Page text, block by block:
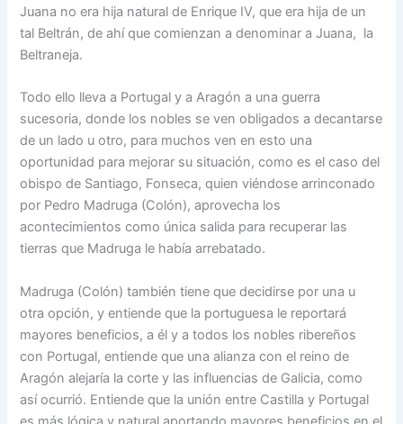
Juana no era hija natural de Enrique IV, que era hija de un
tal Beltrán, de ahí que comienzan a denominar a Juana, la
Beltraneja.
Todo ello lleva a Portugal y a Aragón a una guerra
sucesoria, donde los nobles se ven obligados a decantarse
de un lado u otro, para muchos ven en esto una
oportunidad para mejorar su situación, como es el caso del
obispo de Santiago, Fonseca, quien viéndose arrinconado
por Pedro Madruga (Colón), aprovecha los
acontecimientos como única salida para recuperar las
tierras que Madruga le había arrebatado.
Madruga (Colón) también tiene que decidirse por una u
otra opción, y entiende que la portuguesa le reportará
mayores beneficios, a él y a todos los nobles ribereños
con Portugal, entiende que una alianza con el reino de
Aragón alejaría la corte y las influencias de Galicia, como
así ocurrió. Entiende que la unión entre Castilla y Portugal